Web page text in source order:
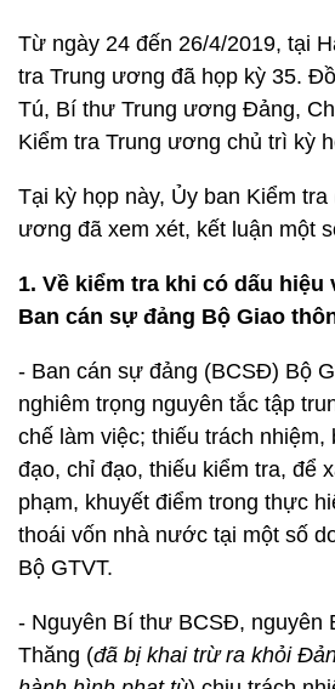
Từ ngày 24 đến 26/4/2019, tại
tra Trung ương đã họp kỳ 35.
Tú, Bí thư Trung ương Đảng,
Kiểm tra Trung ương chủ trì kỳ
Tại kỳ họp này, Ủy ban Kiểm tra
ương đã xem xét, kết luận một
1. Về kiểm tra khi có dấu
Ban cán sự đảng Bộ Giao
- Ban cán sự đảng (BCSĐ) Bộ
nghiêm trọng nguyên tắc tập
chế làm việc; thiếu trách nhiệm,
đạo, chỉ đạo, thiếu kiểm tra, để
phạm, khuyết điểm trong thực
thoái vốn nhà nước tại một số
Bộ GTVT.
- Nguyên Bí thư BCSĐ, nguyên
Thăng (đã bị khai trừ ra khỏi